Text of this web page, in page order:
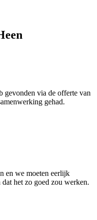
gevonden via de offerte van
gehad.
en we moeten eerlijk
het zo goed zou werken.